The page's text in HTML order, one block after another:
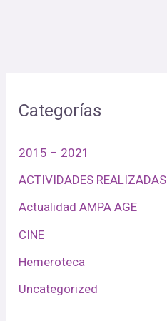
Categorías
2015 – 2021
ACTIVIDADES REALIZADAS
Actualidad AMPA AGE
CINE
Hemeroteca
Uncategorized